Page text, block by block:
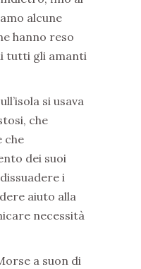
alcune
hanno reso
tutti gli amanti
si usava
che
che
dei suoi
i
aiuto alla
necessità
a suon di